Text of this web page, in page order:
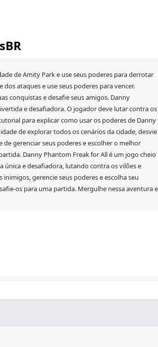
de Amity Park e use seus poderes para derrotar
dos ataques e use seus poderes para vencer.
conquistas e desafie seus amigos. Danny
e desafiadora. O jogador deve lutar contra os
para explicar como usar os poderes de Danny
de explorar todos os cenários da cidade, desvie
gerenciar seus poderes e escolher o melhor
Danny Phantom Freak for All é um jogo cheio
única e desafiadora, lutando contra os vilões e
gerencie seus poderes e escolha seu
os para uma partida. Mergulhe nessa aventura e